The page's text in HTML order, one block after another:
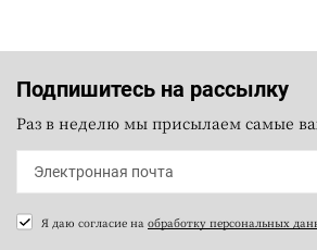
Подпишитесь на рассылку
Раз в неделю мы присылаем самые
Я даю согласие на обработку персональных